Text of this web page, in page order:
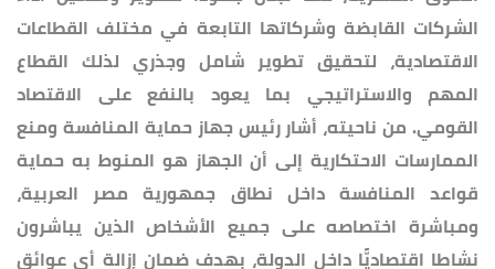
الشركات القابضة وشركاتها التابعة في مختلف القطاعات
الاقتصادية، لتحقيق تطوير شامل وجذري لذلك القطاع
المهم والاستراتيجي بما يعود بالنفع على الاقتصاد
القومي. من ناحيته، أشار رئيس جهاز حماية المنافسة ومنع
الممارسات الاحتكارية إلى أن الجهاز هو المنوط به حماية
قواعد المنافسة داخل نطاق جمهورية مصر العربية،
ومباشرة اختصاصه على جميع الأشخاص الذين يباشرون
نشاطا اقتصاديًّا داخل الدولة، بهدف ضمان إزالة أي عوائق